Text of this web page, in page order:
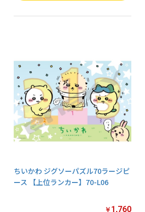
ちいかわ ジグソーパズル70ラージピ
ース 【上位ランカー】70-L06
￥ 1,760